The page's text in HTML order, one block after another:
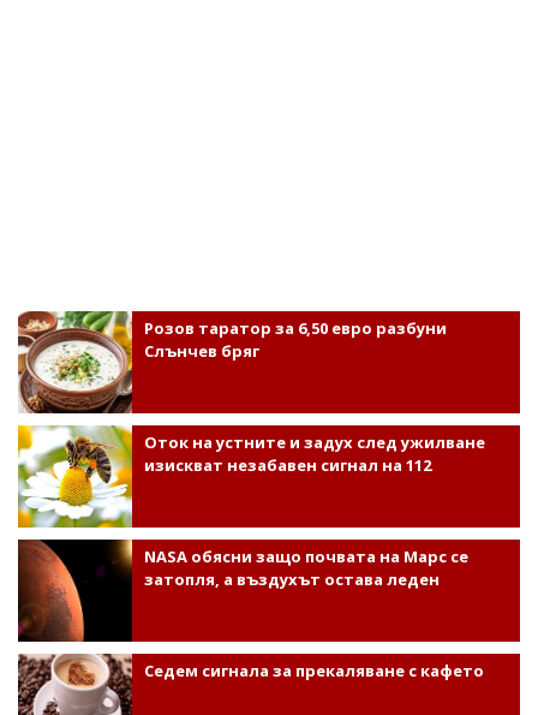
Розов таратор за 6,50 евро разбуни
Слънчев бряг
Оток на устните и задух след ужилване
изискват незабавен сигнал на 112
NASA обясни защо почвата на Марс се
затопля, а въздухът остава леден
Седем сигнала за прекаляване с кафето